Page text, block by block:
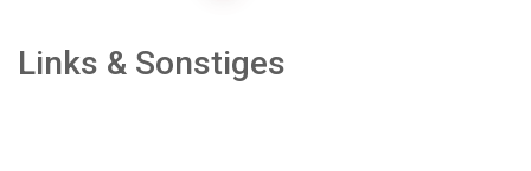
Beiträge
Links & Sonstiges